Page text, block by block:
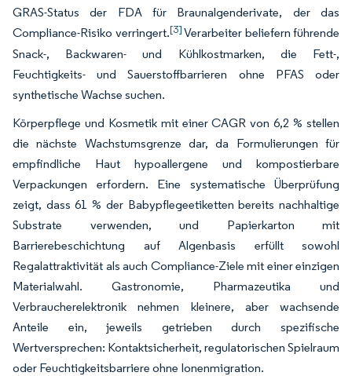
GRAS-Status der FDA für Braunalgenderivate, der das
Compliance-Risiko verringert.[3]Verarbeiter beliefern führende
Snack-, Backwaren- und Kühlkostmarken, die Fett-,
Feuchtigkeits- und Sauerstoffbarrieren ohne PFAS oder
synthetische Wachse suchen.
Körperpflege und Kosmetik mit einer CAGR von 6,2 % stellen
die nächste Wachstumsgrenze dar, da Formulierungen für
empfindliche Haut hypoallergene und kompostierbare
Verpackungen erfordern. Eine systematische Überprüfung
zeigt, dass 61 % der Babypflegeetiketten bereits nachhaltige
Substrate verwenden, und Papierkarton mit
Barrierebeschichtung auf Algenbasis erfüllt sowohl
Regalattraktivität als auch Compliance-Ziele mit einer einzigen
Materialwahl. Gastronomie, Pharmazeutika und
Verbraucherelektronik nehmen kleinere, aber wachsende
Anteile ein, jeweils getrieben durch spezifische
Wertversprechen: Kontaktsicherheit, regulatorischen Spielraum
oder Feuchtigkeitsbarriere ohne Ionenmigration.